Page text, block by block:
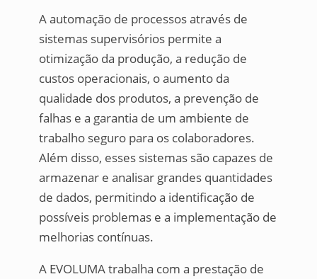
A automação de processos através de
sistemas supervisórios permite a
otimização da produção, a redução de
custos operacionais, o aumento da
qualidade dos produtos, a prevenção de
falhas e a garantia de um ambiente de
trabalho seguro para os colaboradores.
Além disso, esses sistemas são capazes de
armazenar e analisar grandes quantidades
de dados, permitindo a identificação de
possíveis problemas e a implementação de
melhorias contínuas.
A EVOLUMA trabalha com a prestação de